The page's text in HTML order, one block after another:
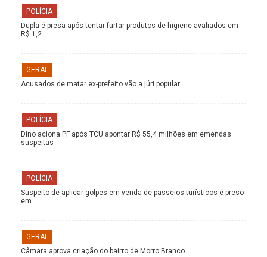
POLÍCIA
Dupla é presa após tentar furtar produtos de higiene avaliados em
R$ 1,2…
GERAL
Acusados de matar ex-prefeito vão a júri popular
POLÍCIA
Dino aciona PF após TCU apontar R$ 55,4 milhões em emendas
suspeitas
POLÍCIA
Suspeito de aplicar golpes em venda de passeios turísticos é preso
em…
GERAL
Câmara aprova criação do bairro de Morro Branco